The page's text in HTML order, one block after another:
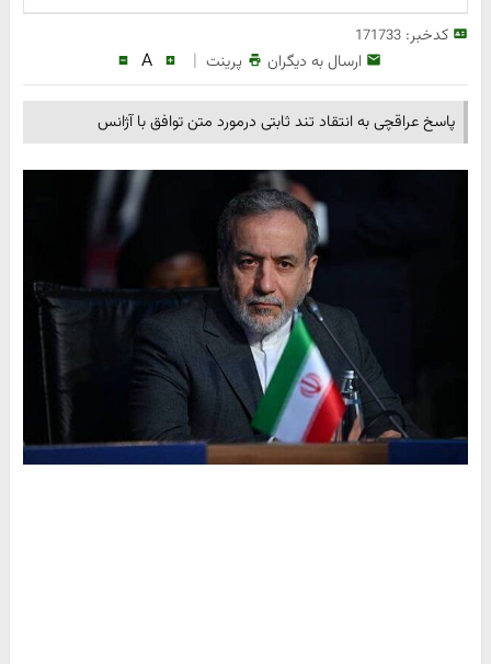
کدخبر:171733
ارسال به دیگران پرینت |
A
پاسخ عراقچی به انتقاد تند ثابتی درمورد متن توافق با آژانس